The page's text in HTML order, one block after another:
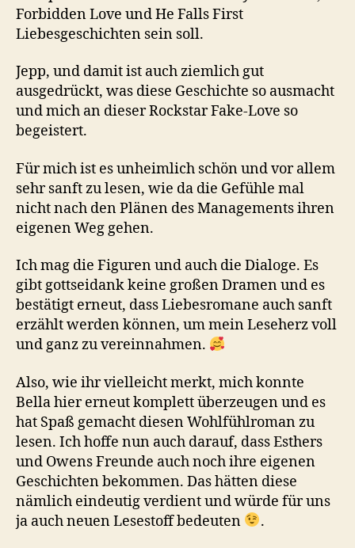
Forbidden Love und He Falls First
Liebesgeschichten sein soll.
Jepp, und damit ist auch ziemlich gut
ausgedrückt, was diese Geschichte so ausmacht
und mich an dieser Rockstar Fake-Love so
begeistert.
Für mich ist es unheimlich schön und vor allem
sehr sanft zu lesen, wie da die Gefühle mal
nicht nach den Plänen des Managements ihren
eigenen Weg gehen.
Ich mag die Figuren und auch die Dialoge. Es
gibt gottseidank keine großen Dramen und es
bestätigt erneut, dass Liebesromane auch sanft
erzählt werden können, um mein Leseherz voll
und ganz zu vereinnahmen.
Also, wie ihr vielleicht merkt, mich konnte
Bella hier erneut komplett überzeugen und es
hat Spaß gemacht diesen Wohlfühlroman zu
lesen. Ich hoffe nun auch darauf, dass Esthers
und Owens Freunde auch noch ihre eigenen
Geschichten bekommen. Das hätten diese
nämlich eindeutig verdient und würde für uns
ja auch neuen Lesestoff bedeuten
.